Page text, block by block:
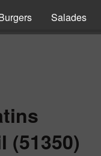
Salades
(51350)